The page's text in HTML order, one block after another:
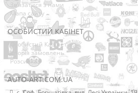
Зв’язатися з нами
Мапа сайту
ОСОБИСТИЙ КАБІНЕТ
Особистий Кабінет
Історія замовлень
Розсилка
AUTO-ART.COM.UA